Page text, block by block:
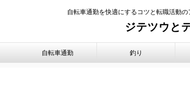
自転車通勤を快適にするコツと転職活動の
ジテツウと
自転車通勤 釣り